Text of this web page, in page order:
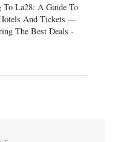
To La28: A Guide To
And Tickets —
The Best Deals -